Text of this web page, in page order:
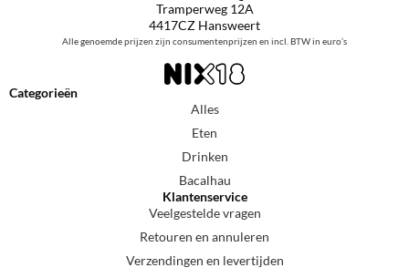
Tramperweg 12A
4417CZ Hansweert
Alle genoemde prijzen zijn consumentenprijzen en incl. BTW in euro’s
Categorieën
Alles
Eten
Drinken
Bacalhau
Klantenservice
Veelgestelde vragen
Retouren en annuleren
Verzendingen en levertijden